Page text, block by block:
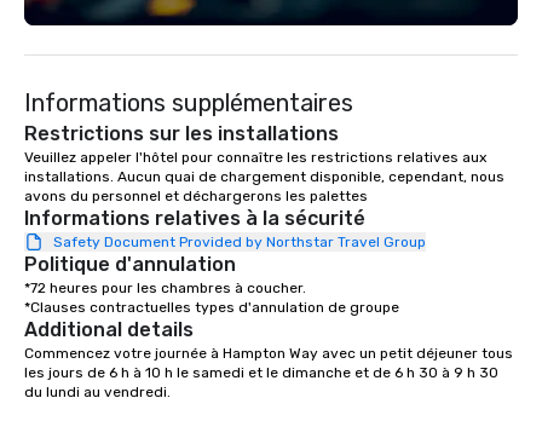
engaging information along the way.
dining experience melded into one,
that are sure to add new vitality to
meeting events, from conferences to
team building. All-Inclusive Group
Dining When meeting planners book a
corporate group event through Lip
Smacking Foodie Tours, the entire
group is assured a top-notch dining
experience with three to four
signature dishes at each restaurant.
Our affordable tours are priced per
person with tax and gratuities
a VIP entrance and a
experience; chef-
elevated food and
of locally-brewed
Astrocade with wall-
sports and
Informations supplémentaires
Restrictions sur les installations
Veuillez appeler l'hôtel pour connaître les restrictions relatives aux
installations. Aucun quai de chargement disponible, cependant, nous
avons du personnel et déchargerons les palettes
Informations relatives à la sécurité
Safety Document Provided by Northstar Travel Group
Politique d'annulation
*72 heures pour les chambres à coucher.
*Clauses contractuelles types d'annulation de groupe
Additional details
Commencez votre journée à Hampton Way avec un petit déjeuner tous
les jours de 6 h à 10 h le samedi et le dimanche et de 6 h 30 à 9 h 30
du lundi au vendredi.